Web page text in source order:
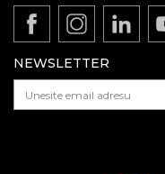
REKLAMACIJE:
E-mail:
ZAPOSLENJE:
Zaposlenje
Gde kupiti - naši partneri
Katalozi i brošure
Politika privatnosti
Kako kupiti - načini
Isporuka
Pravo na odustajanje i
NEWSLETTER